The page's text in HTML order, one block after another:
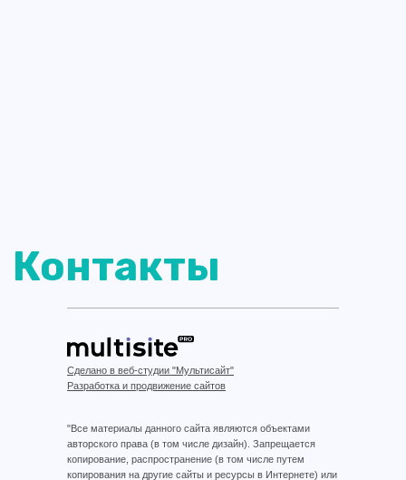
Сделано в веб-студии "Мультисайт"
Разработка и продвижение сайтов
"Все материалы данного сайта являются объектами
авторского права (в том числе дизайн). Запрещается
копирование, распространение (в том числе путем
копирования на другие сайты и ресурсы в Интернете) или